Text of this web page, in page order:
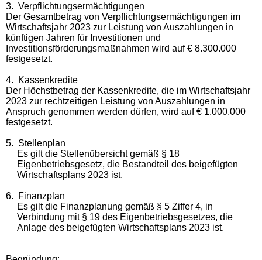
3. Verpflichtungsermächtigungen
Der Gesamtbetrag von Verpflichtungsermächtigungen im
Wirtschaftsjahr 2023 zur Leistung von Auszahlungen in
künftigen Jahren für Investitionen und
Investitionsförderungsmaßnahmen wird auf € 8.300.000
festgesetzt.
4.
Kassenkredite
Der Höchstbetrag der Kassenkredite, die im Wirtschaftsjahr
2023 zur rechtzeitigen Leistung von Auszahlungen in
Anspruch genommen werden dürfen, wird auf € 1.000.000
festgesetzt.
5. Stellenplan
Es gilt die Stellenübersicht gemäß § 18
Eigenbetriebsgesetz, die Bestandteil des beigefügten
Wirtschaftsplans 2023 ist.
6.
Finanzplan
Es gilt die Finanzplanung gemäß § 5 Ziffer 4, in
Verbindung mit § 19 des Eigenbetriebsgesetzes, die
Anlage des beigefügten Wirtschaftsplans 2023 ist.